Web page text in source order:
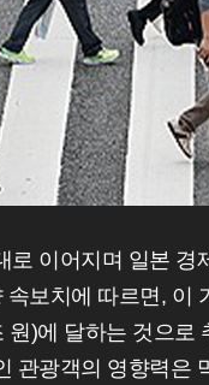
이어지며 일본 경
보치에 따르면, 이
)에 달하는 것으
관광객의 영향력은